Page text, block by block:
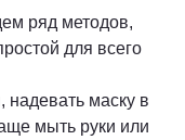
ряд методов,
для всего
надевать маску в
мыть руки или